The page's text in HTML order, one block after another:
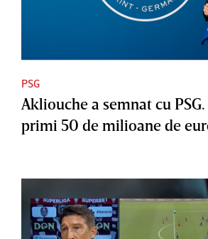
PSG
Akliouche a semnat cu
primi 50 de milioane de